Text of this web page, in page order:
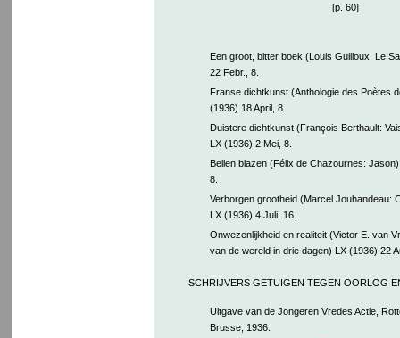
[p. 60]
Een groot, bitter boek (Louis Guilloux: Le
22 Febr., 8.
Franse dichtkunst (Anthologie des Poètes
(1936) 18 April, 8.
Duistere dichtkunst (François Berthault:
LX (1936) 2 Mei, 8.
Bellen blazen (Félix de Chazournes:
8.
Verborgen grootheid (Marcel Jouhandeau:
LX (1936) 4 Juli, 16.
Onwezenlijkheid en realiteit (Victor E. van
van de wereld in drie dagen) LX (1936) 22
SCHRIJVERS GETUIGEN TEGEN OORLOG
Uitgave van de Jongeren Vredes Actie,
Brusse, 1936.